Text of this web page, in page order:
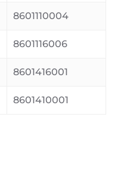
8601110004
8601116006
8601416001
8601410001